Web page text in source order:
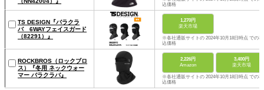
込価格
TS DESIGN『バラクラ
バ 6WAYフェイスガード
（82291）』
1,270円
楽天市場
※各社通販サイトの 2024年10月18日時点 での税
込価格
ROCKBROS（ロックブロ
ス）『冬用 ネックウォー
マー バラクラバ』
2,226円
Amazon
3,400円
楽天市場
※各社通販サイトの 2024年10月18日時点 での税
込価格